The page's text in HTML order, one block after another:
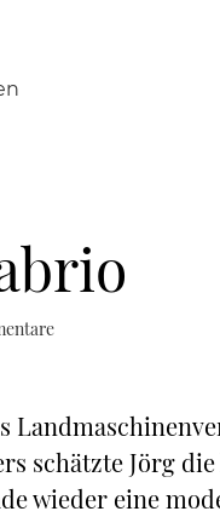
schätzte Jörg
wieder eine